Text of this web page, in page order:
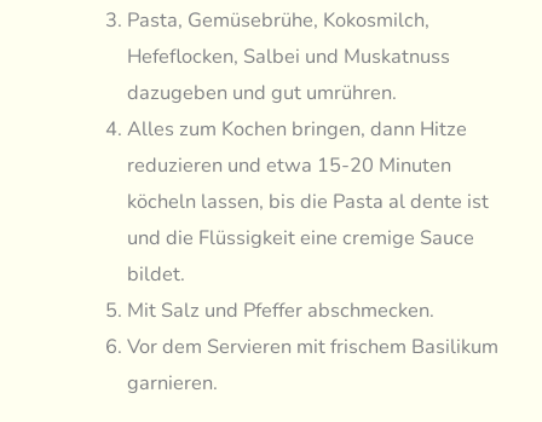
Pasta, Gemüsebrühe, Kokosmilch,
Hefeflocken, Salbei und Muskatnuss
dazugeben und gut umrühren.
Alles zum Kochen bringen, dann Hitze
reduzieren und etwa 15-20 Minuten
köcheln lassen, bis die Pasta al dente ist
und die Flüssigkeit eine cremige Sauce
bildet.
Mit Salz und Pfeffer abschmecken.
Vor dem Servieren mit frischem Basilikum
garnieren.